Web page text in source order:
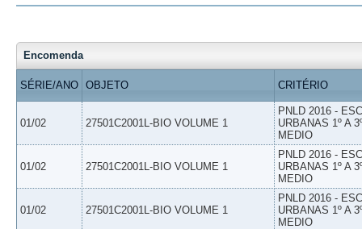
Encomenda
SÉRIE/ANO OBJETO CRITÉRIO
01/02 27501C2001L-BIO VOLUME 1
PNLD 2016 -
URBANAS 1º A
MEDIO
01/02 27501C2001L-BIO VOLUME 1
PNLD 2016 -
URBANAS 1º A
MEDIO
01/02 27501C2001L-BIO VOLUME 1
PNLD 2016 -
URBANAS 1º A
MEDIO